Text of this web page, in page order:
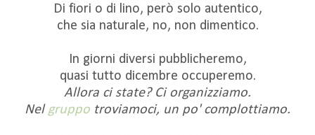
Di fiori o di lino, però solo autentico,
che sia naturale, no, non dimentico.
In giorni diversi pubblicheremo,
quasi tutto dicembre occuperemo.
Allora ci state? Ci organizziamo.
Nel gruppo troviamoci, un po' complottiamo.